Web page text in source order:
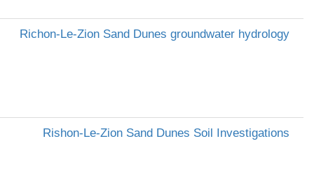
Richon-Le-Zion Sand Dunes groundwater hydrology
Rishon-Le-Zion Sand Dunes Soil Investigations